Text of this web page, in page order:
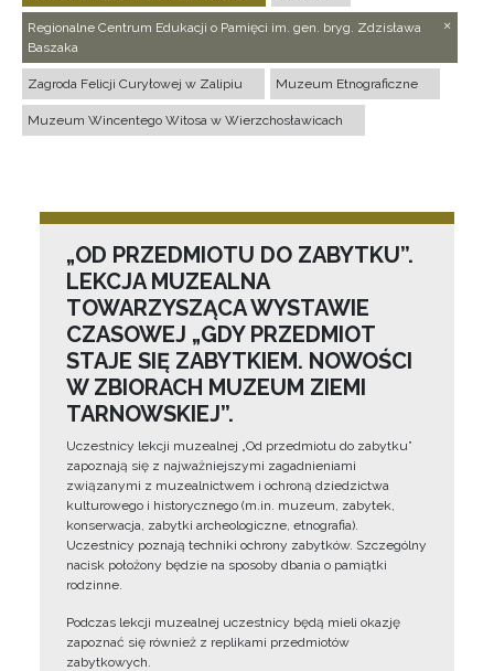
Regionalne Centrum Edukacji o Pamięci im. gen. bryg. Zdzisława
Baszaka
Zagroda Felicji Curyłowej w Zalipiu Muzeum Etnograficzne
Muzeum Wincentego Witosa w Wierzchosławicach
„OD PRZEDMIOTU DO ZABYTKU”.
LEKCJA MUZEALNA
TOWARZYSZĄCA WYSTAWIE
CZASOWEJ „GDY PRZEDMIOT
STAJE SIĘ ZABYTKIEM. NOWOŚCI
W ZBIORACH MUZEUM ZIEMI
TARNOWSKIEJ”.
Uczestnicy lekcji muzealnej „Od przedmiotu do zabytku”
zapoznają się z najważniejszymi zagadnieniami
związanymi z muzealnictwem i ochroną dziedzictwa
kulturowego i historycznego (m.in. muzeum, zabytek,
konserwacja, zabytki archeologiczne, etnografia).
Uczestnicy poznają techniki ochrony zabytków. Szczególny
nacisk położony będzie na sposoby dbania o pamiątki
rodzinne.
Podczas lekcji muzealnej uczestnicy będą mieli okazję
zapoznać się również z replikami przedmiotów
zabytkowych.